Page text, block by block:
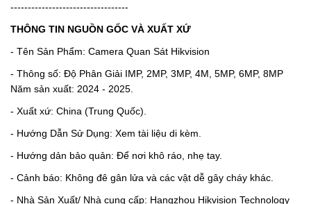
----------------------------------
THÔNG TIN NGUỒN GỐC VÀ XUẤT XỨ
- Tên Sản Phẩm: Camera Quan Sát Hikvision
- Thông số: Độ Phân Giải IMP, 2MP, 3MP, 4M, 5MP, 6MP, 8MP
Năm sản xuất: 2024 - 2025.
- Xuất xứ: China (Trung Quốc).
- Hướng Dẫn Sử Dụng: Xem tài liệu di kèm.
- Hướng dản bảo quản: Để nơi khô ráo, nhẹ tay.
- Cảnh báo: Không đê gân lửa và các vật dễ gây cháy khác.
- Nhà Sản Xuất/ Nhà cung cấp: Hangzhou Hikvision Technology